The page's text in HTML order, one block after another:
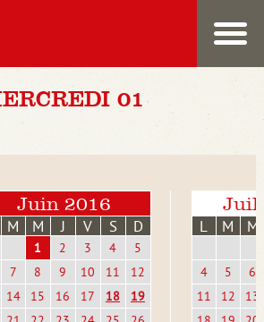
01
Juin 2016
M M J V S D
1 2 3 4
5
7 8 9 10 11
12
14 15 16 17 18
19
L M M
4 5
6
11
12
13